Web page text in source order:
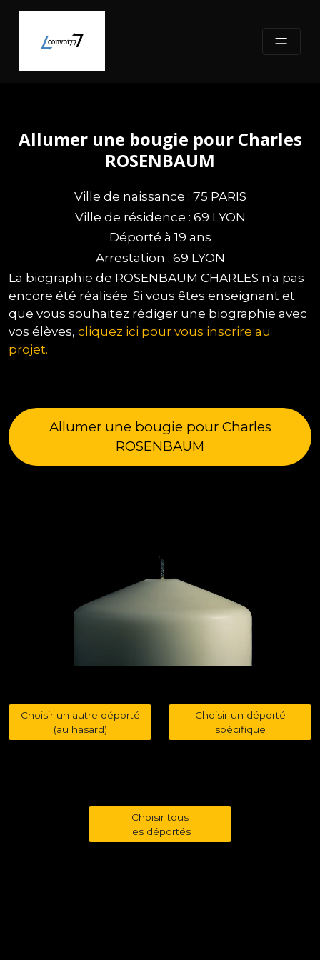
content
Allumer une bougie pour Charles
ROSENBAUM
Ville de naissance : 75 PARIS
Ville de résidence : 69 LYON
Déporté à 19 ans
Arrestation : 69 LYON
La biographie de ROSENBAUM CHARLES n'a pas
encore été réalisée. Si vous êtes enseignant et
que vous souhaitez rédiger une biographie avec
vos élèves, cliquez ici pour vous inscrire au
projet.
Allumer une bougie pour Charles
ROSENBAUM
Choisir un autre déporté
(au hasard)
Choisir un déporté
spécifique
Choisir tous
les déportés